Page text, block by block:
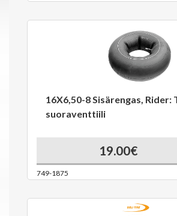
16X6,50-8 Sisärengas, Rider:
suoraventtiili
19.00€
749-1875